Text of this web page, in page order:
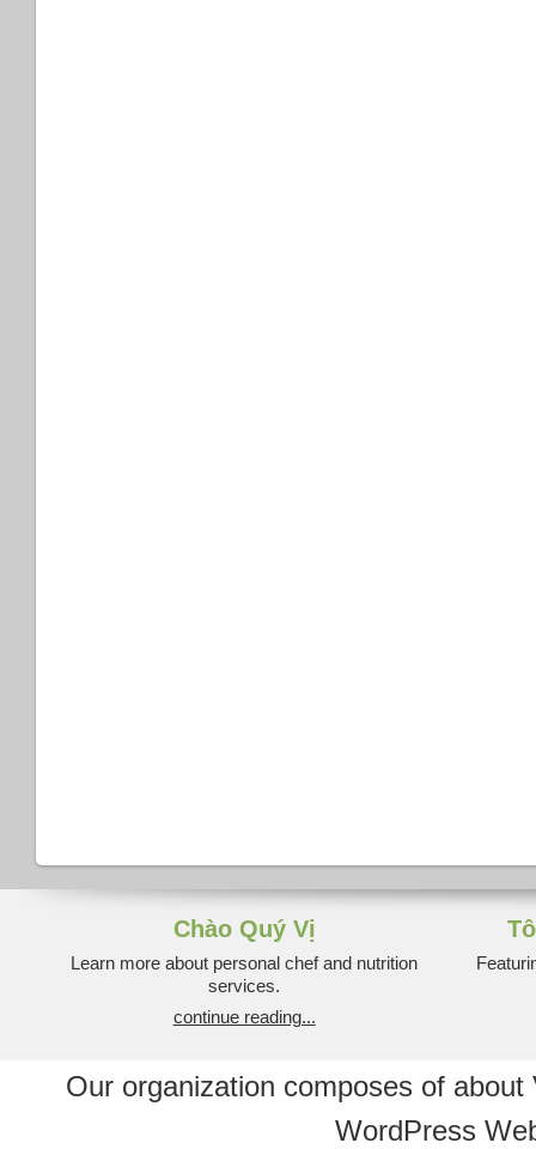
Chào Quý Vị
Learn more about personal chef and nutrition
services.
continue reading...
Our organization composes of
WordPress